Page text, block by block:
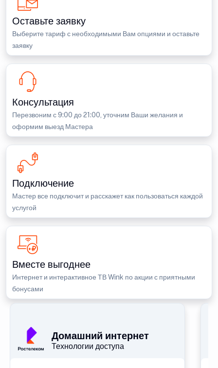
Оставьте заявку
Выберите тариф с необходимыми Вам опциями и оставьте
заявку
Консультация
Перезвоним с 9:00 до 21:00, уточним Ваши желания и
оформим выезд Мастера
Подключение
Мастер все подключит и расскажет как пользоваться каждой
услугой
Вместе выгоднее
Интернет и интерактивное ТВ Wink по акции с приятными
бонусами
Домашний интернет
Технологии доступа